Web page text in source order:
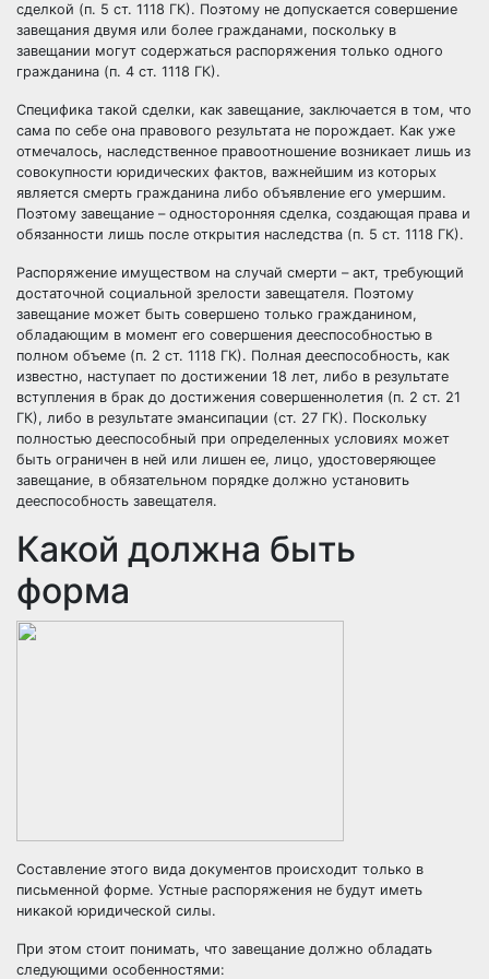
сделкой (п. 5 ст. 1118 ГК). Поэтому не допускается совершение
завещания двумя или более гражданами, поскольку в
завещании могут содержаться распоряжения только одного
гражданина (п. 4 ст. 1118 ГК).
Специфика такой сделки, как завещание, заключается в том, что
сама по себе она правового результата не порождает. Как уже
отмечалось, наследственное правоотношение возникает лишь из
совокупности юридических фактов, важнейшим из которых
является смерть гражданина либо объявление его умершим.
Поэтому завещание – односторонняя сделка, создающая права и
обязанности лишь после открытия наследства (п. 5 ст. 1118 ГК).
Распоряжение имуществом на случай смерти – акт, требующий
достаточной социальной зрелости завещателя. Поэтому
завещание может быть совершено только гражданином,
обладающим в момент его совершения дееспособностью в
полном объеме (п. 2 ст. 1118 ГК). Полная дееспособность, как
известно, наступает по достижении 18 лет, либо в результате
вступления в брак до достижения совершеннолетия (п. 2 ст. 21
ГК), либо в результате эмансипации (ст. 27 ГК). Поскольку
полностью дееспособный при определенных условиях может
быть ограничен в ней или лишен ее, лицо, удостоверяющее
завещание, в обязательном порядке должно установить
дееспособность завещателя.
Какой должна быть
форма
Составление этого вида документов происходит только в
письменной форме. Устные распоряжения не будут иметь
никакой юридической силы.
При этом стоит понимать, что завещание должно обладать
следующими особенностями: